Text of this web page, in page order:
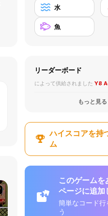
水
魚
リーダーボード
によって供給されました Y8
もっと見る
ハイスコアを持
ム
このゲーム
ページに追加
簡単なコード行
う